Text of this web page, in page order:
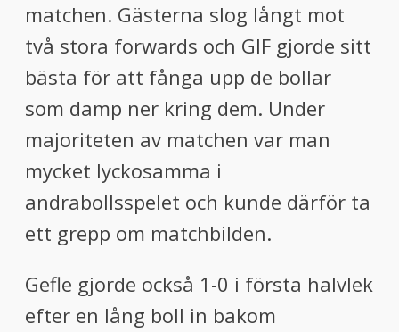
matchen. Gästerna slog långt mot
två stora forwards och GIF gjorde sitt
bästa för att fånga upp de bollar
som damp ner kring dem. Under
majoriteten av matchen var man
mycket lyckosamma i
andrabollsspelet och kunde därför ta
ett grepp om matchbilden.
Gefle gjorde också 1-0 i första halvlek
efter en lång boll in bakom